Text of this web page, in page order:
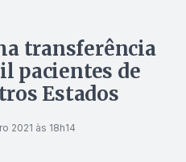
transferência
pacientes de
Estados
2021 às 18h14